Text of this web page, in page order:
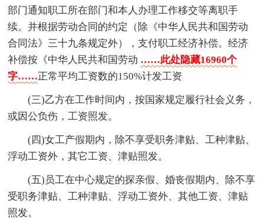
部门通知职工所在部门和本人办理工作移交等离职手
续。并根据劳动合同的约定（除《中华人民共和国劳动
合同法》三十九条规定外），支付职工经济补偿。经济
补偿按《中华人民共和国劳动 ……此处隐藏16960个
字……正常平均工资数的150%计发工资
(三)乙方在工作时间内，按国家规定履行社会义务，
或因公负伤，工资照发。
(四)女工产假期内，除不享受职务津贴、工种津贴、
浮动工资外，其它工资、津贴照发。
(五)员工在中心规定的探亲假、婚丧假期内、除不享
受职务津贴、工种津贴、浮动工资外、其他工资、津贴
照发。